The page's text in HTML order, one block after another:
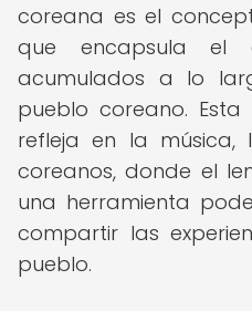
coreana es el
que encapsula
acumulados a lo
pueblo coreano.
refleja en la
coreanos, donde el
una herramienta
compartir las
pueblo.